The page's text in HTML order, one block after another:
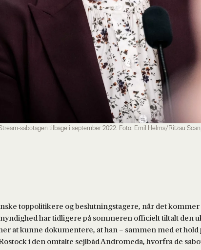
sabotagen tilbage i september 2022. Foto: Emil Helms/Ritzau
toppolitikere og beslutningstagere, når det
har tidligere på sommeren officielt tiltalt den
at kunne dokumentere, at han – sammen med et hold
i den omtalte sejlbåd Andromeda, hvorfra de